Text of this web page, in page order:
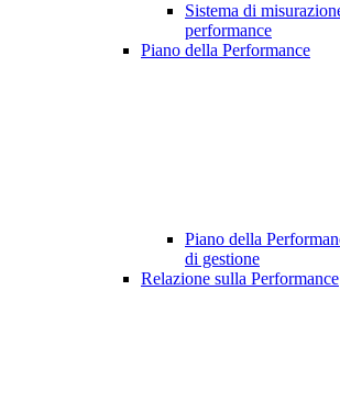
Sistema di
performance
Piano della Performance
Piano della
di gestione
Relazione sulla Performance